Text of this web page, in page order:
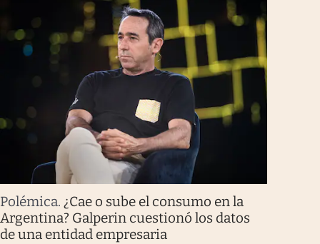
Polémica. ¿Cae o sube el consumo en la
Argentina? Galperin cuestionó los datos
de una entidad empresaria